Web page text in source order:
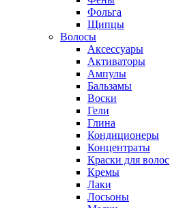
Фольга
Щипцы
Волосы
Аксессуары
Активаторы
Ампулы
Бальзамы
Воски
Гели
Глина
Кондиционеры
Концентраты
Краски для волос
Кремы
Лаки
Лосьоны